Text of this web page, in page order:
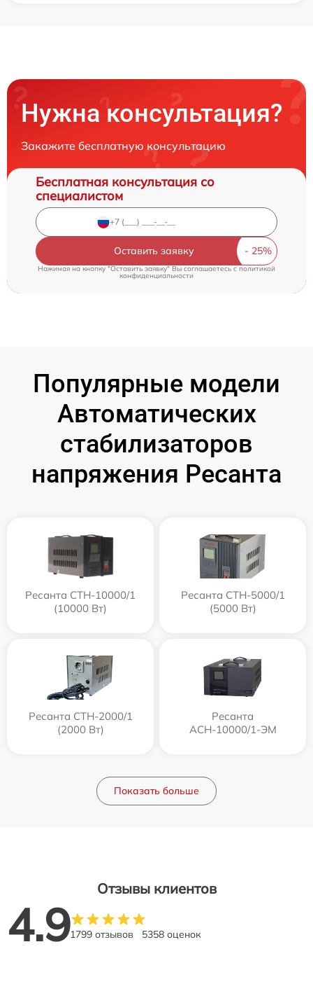
Нужна консультация?
Закажите бесплатную консультацию
Бесплатная консультация со
специалистом
Оставить заявку
Нажимая на кнопку "Оставить заявку" Вы соглашаетесь cполитикой
конфиденциальности
Популярные модели
Автоматических
стабилизаторов
напряжения Ресанта
Ресанта СТН-10000/1
(10000 Вт)
Ресанта СТН-5000/1
(5000 Вт)
Ресанта СТН-2000/1
(2000 Вт)
Ресанта
АСН-10000/1-ЭМ
Показать больше
Отзывы клиентов
4.91799 отзывов 5358 оценок